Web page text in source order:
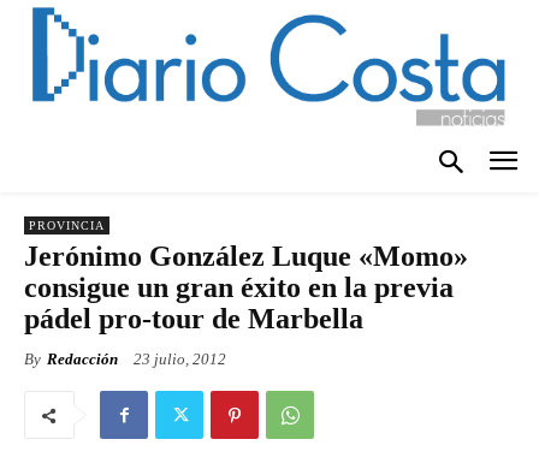
PROVINCIA
Jerónimo González Luque «Momo»
consigue un gran éxito en la previa
pádel pro-tour de Marbella
By Redacción 23 julio, 2012